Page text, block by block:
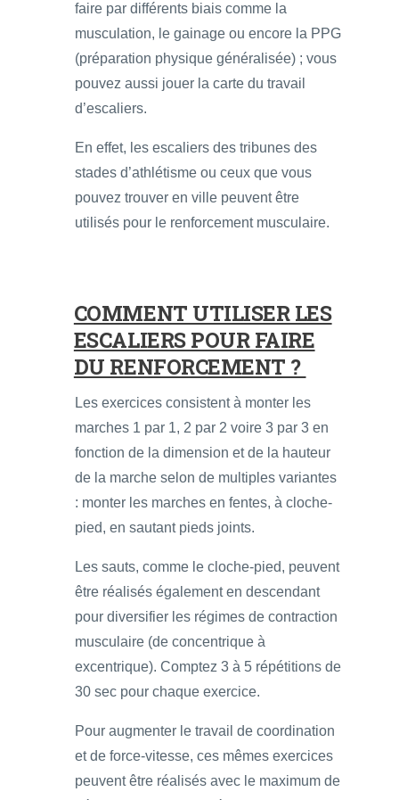
faire par différents biais comme la
musculation, le gainage ou encore la PPG
(préparation physique généralisée) ; vous
pouvez aussi jouer la carte du travail
d’escaliers.
En effet, les escaliers des tribunes des
stades d’athlétisme ou ceux que vous
pouvez trouver en ville peuvent être
utilisés pour le renforcement musculaire.
COMMENT UTILISER LES
ESCALIERS POUR FAIRE
DU RENFORCEMENT ?
Les exercices consistent à monter les
marches 1 par 1, 2 par 2 voire 3 par 3 en
fonction de la dimension et de la hauteur
de la marche selon de multiples variantes
: monter les marches en fentes, à cloche-
pied, en sautant pieds joints.
Les sauts, comme le cloche-pied, peuvent
être réalisés également en descendant
pour diversifier les régimes de contraction
musculaire (de concentrique à
excentrique). Comptez 3 à 5 répétitions de
30 sec pour chaque exercice.
Pour augmenter le travail de coordination
et de force-vitesse, ces mêmes exercices
peuvent être réalisés avec le maximum de